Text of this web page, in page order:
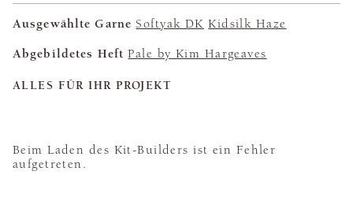
Ausgewählte Garne Softyak DK Kidsilk Haze
Abgebildetes Heft Pale by Kim Hargeaves
ALLES FÜR IHR PROJEKT
Beim Laden des Kit-Builders ist ein Fehler
aufgetreten.